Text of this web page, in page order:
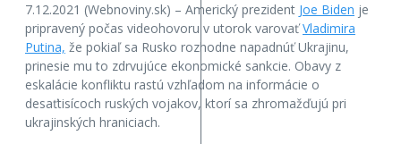
7.12.2021 (Webnoviny.sk) – Americký prezident Joe Biden je
pripravený počas videohovoru v utorok varovaťVladimira
Putina, že pokiaľ sa Rusko rozhodne napadnúť Ukrajinu,
prinesie mu to zdrvujúce ekonomické sankcie. Obavy z
eskalácie konfliktu rastú vzhľadom na informácie o
desaťtisícoch ruských vojakov, ktorí sa zhromažďujú pri
ukrajinských hraniciach.